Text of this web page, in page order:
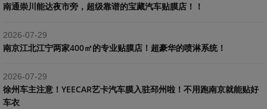
南通崇川能达夜市旁，超级靠谱的宝藏汽车贴膜店！！
2026-07-29
南京江北江宁两家400㎡的专业贴膜店！超豪华的喷淋系统！
2026-07-29
​徐州车主注意！YEECAR艺卡汽车膜入驻邳州啦！不用跑南京就能贴好
车衣